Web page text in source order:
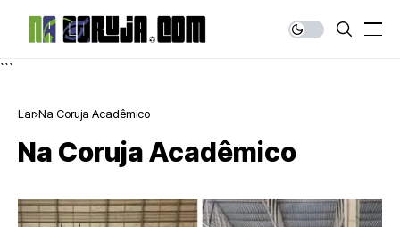
```
Lar Na Coruja Acadêmico
Na Coruja Acadêmico